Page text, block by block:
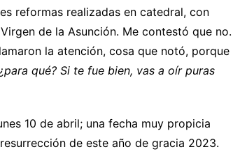
reformas realizadas en catedral, con
de la Asunción. Me contestó que no.
la atención, cosa que notó, porque
qué? Si te fue bien, vas a oír puras
10 de abril; una fecha muy propicia
de este año de gracia 2023.